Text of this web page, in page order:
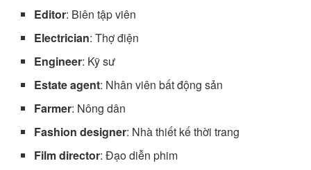
Editor: Biên tập viên
Electrician: Thợ điện
Engineer: Kỹ sư
Estate agent: Nhân viên bất động sản
Farmer: Nông dân
Fashion designer: Nhà thiết kế thời trang
Film director: Đạo diễn phim